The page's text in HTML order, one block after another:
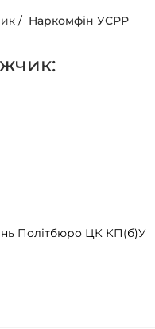
/ Наркомфін УСРР
Політбюро ЦК КП(б)У